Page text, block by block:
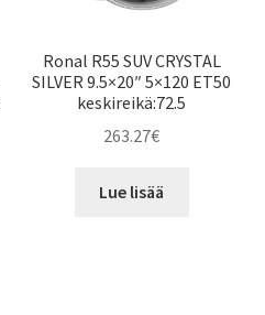
Ronal R55 SUV CRYSTAL
SILVER 9.5×20″ 5×120 ET50
keskireikä:72.5
263.27€
Lue lisää